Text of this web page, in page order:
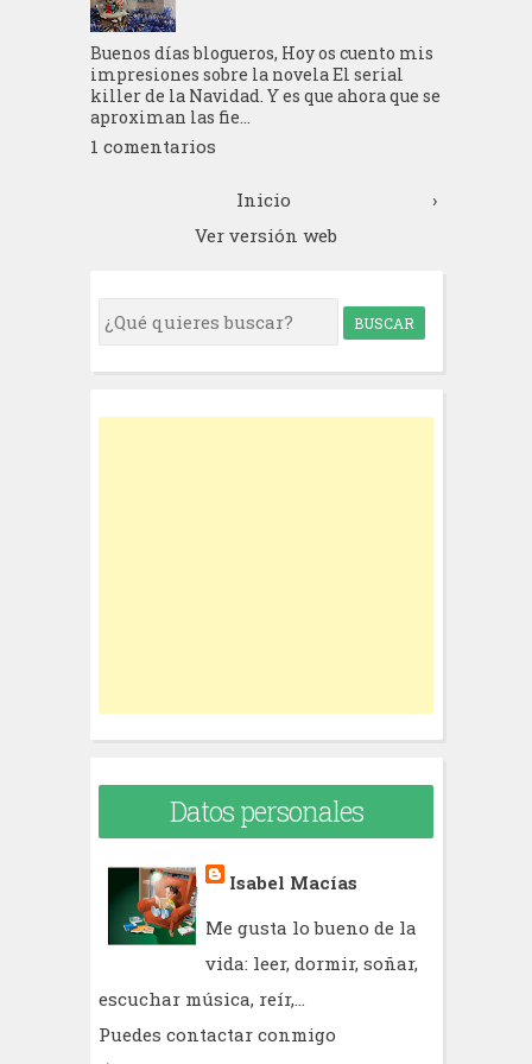
Buenos días blogueros, Hoy os cuento mis
impresiones sobre la novela El serial
killer de la Navidad. Y es que ahora que se
aproximan las fie...
1 comentarios
›
Inicio
Ver versión web
S
e
r
Datos personales
Isabel Macías
Me gusta lo bueno de la
vida: leer, dormir, soñar,
escuchar música, reír,...
Puedes contactar conmigo